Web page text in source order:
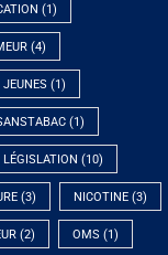
(1)
(4)
JEUNES (1)
(1)
LÉGISLATION (10)
(3) NICOTINE(3)
(2) OMS (1)